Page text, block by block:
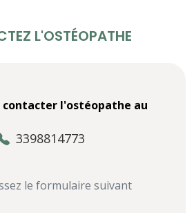
L'OSTÉOPATHE
contacter l'ostéopathe au
3398814773
le formulaire suivant